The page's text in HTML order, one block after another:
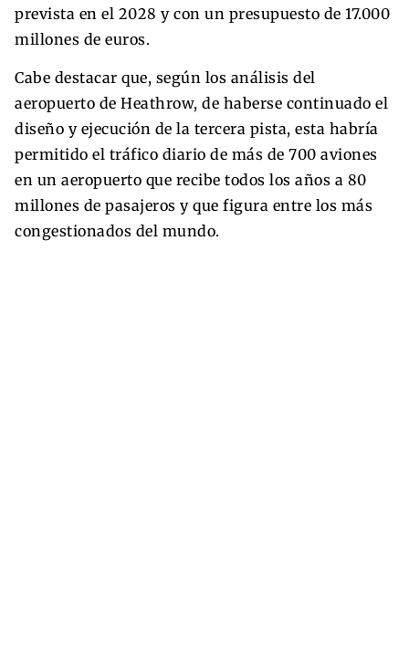
prevista en el 2028 y con un presupuesto de 17.000
millones de euros.
Cabe destacar que, según los análisis del
aeropuerto de Heathrow, de haberse continuado el
diseño y ejecución de la tercera pista, esta habría
permitido el tráfico diario de más de 700 aviones
en un aeropuerto que recibe todos los años a 80
millones de pasajeros y que figura entre los más
congestionados del mundo.